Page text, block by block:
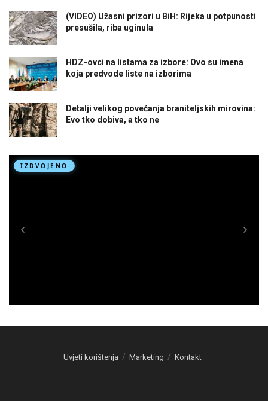
(VIDEO) Užasni prizori u BiH: Rijeka u potpunosti
presušila, riba uginula
HDZ-ovci na listama za izbore: Ovo su imena
koja predvode liste na izborima
Detalji velikog povećanja braniteljskih mirovina:
Evo tko dobiva, a tko ne
Uvjeti korištenja Marketing Kontakt